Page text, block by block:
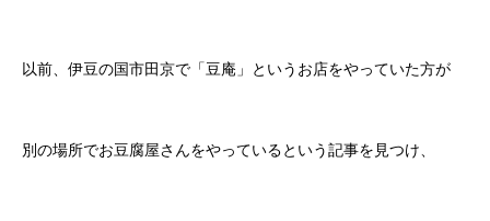
以前、伊豆の国市田京で「豆庵」というお店をやっていた方が
別の場所でお豆腐屋さんをやっているという記事を見つけ、